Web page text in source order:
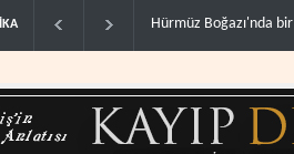
Reuters: İran,